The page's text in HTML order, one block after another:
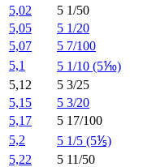
5,02
5 1/50
5,05
5 1/20
5,07
5 7/100
5,1
5 1/10 (5⅒)
5,12
5 3/25
5,15
5 3/20
5,17
5 17/100
5,2
5 1/5 (5⅕)
5,22
5 11/50